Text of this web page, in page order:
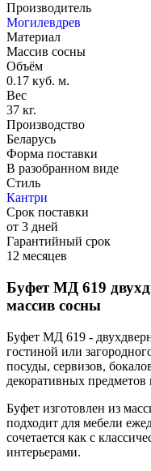
Производитель
Могилевдрев
Материал
Массив сосны
Объём
0.17 куб. м.
Вес
37 кг.
Производство
Беларусь
Форма поставки
В разобранном виде
Стиль
Кантри
Срок поставки
от 3 дней
Гарантийный срок
12 месяцев
Буфет МД 619
массив сосны
Буфет МД 619 -
гостиной или
посуды, сервизов,
декоративных
Буфет изготовлен из
подходит для мебели
сочетается как с
интерьерами.